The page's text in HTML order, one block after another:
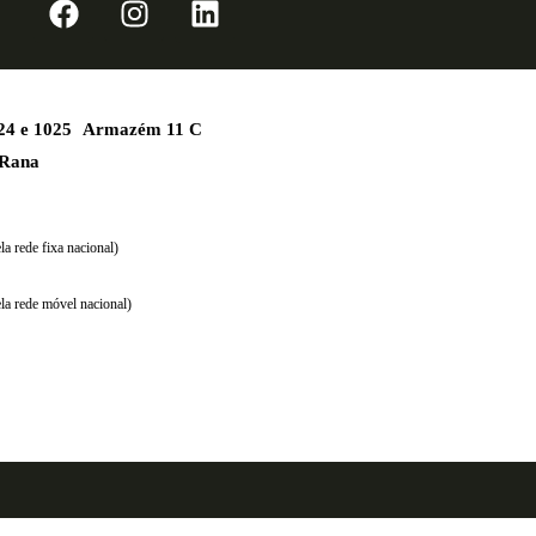
e 1025 Armazém 11 C
rede fixa nacional)
rede móvel nacional)